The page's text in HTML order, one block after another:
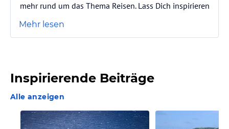
mehr rund um das Thema Reisen. Lass Dich inspirieren
Mehr lesen
Inspirierende Beiträge
Alle anzeigen